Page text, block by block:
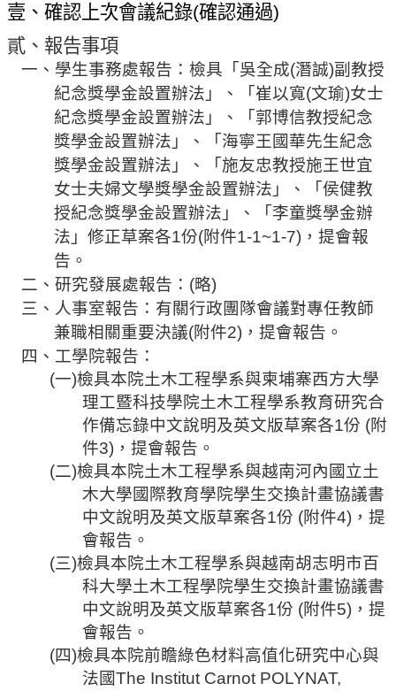
服
務
議
校
會
壹、確認上次會議紀錄(確認通過)
貳、報告事項
一、學生事務處報告：檢具「吳全成(潛誠)副教授
紀念獎學金設置辦法」、「崔以寬(文瑜)女士
紀念獎學金設置辦法」、「郭博信教授紀念
獎學金設置辦法」、「海寧王國華先生紀念
獎學金設置辦法」、「施友忠教授施王世宜
女士夫婦文學獎學金設置辦法」、「侯健教
授紀念獎學金設置辦法」、「李童獎學金辦
法」修正草案各1份(附件1-1~1-7) ，提會報
告。
二、研究發展處報告： (略)
三、人事室報告：有關行政團隊會議對專任教師
兼職相關重要決議(附件2) ，提會報告。
四、工學院報告：
(一)檢具本院土木工程學系與柬埔寨西方大學
理工暨科技學院土木工程學系教育研究合
作備忘錄中文說明及英文版草案各1份 (附
件3) ，提會報告。
(二)檢具本院土木工程學系與越南河內國立土
木大學國際教育學院學生交換計畫協議書
中文說明及英文版草案各1份 (附件4) ，提
會報告。
(三)檢具本院土木工程學系與越南胡志明市百
科大學土木工程學院學生交換計畫協議書
中文說明及英文版草案各1份 (附件5) ，提
會報告。
(四)檢具本院前瞻綠色材料高值化研究中心與
法國The Institut Carnot POLYNAT,